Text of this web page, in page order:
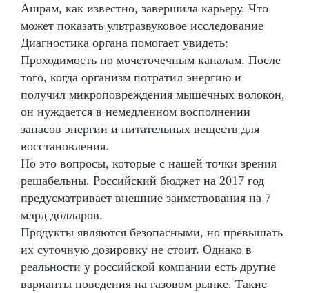
Ашрам, как известно, завершила карьеру. Что
может показать ультразвуковое исследование
Диагностика органа помогает увидеть:
Проходимость по мочеточечным каналам. После
того, когда организм потратил энергию и
получил микроповреждения мышечных волокон,
он нуждается в немедленном восполнении
запасов энергии и питательных веществ для
восстановления.
Но это вопросы, которые с нашей точки зрения
решабельны. Российский бюджет на 2017 год
предусматривает внешние заимствования на 7
млрд долларов.
Продукты являются безопасными, но превышать
их суточную дозировку не стоит. Однако в
реальности у российской компании есть другие
варианты поведения на газовом рынке. Такие